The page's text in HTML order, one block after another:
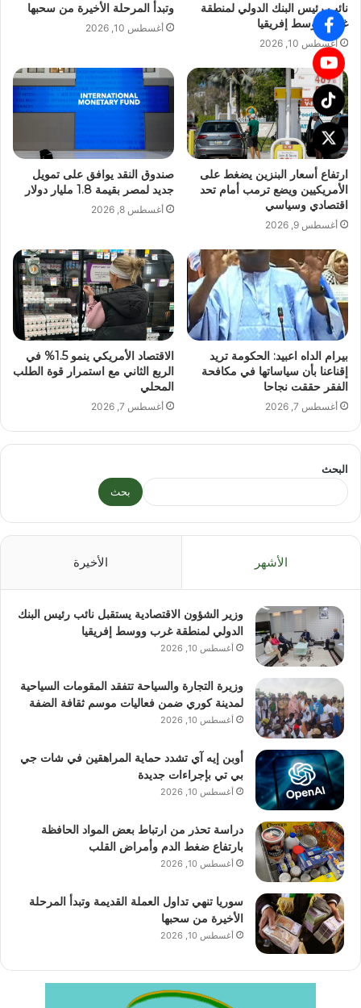
نائب رئيس البنك الدولي لمنطقة
غرب ووسط إفريقيا
أغسطس 10, 2026
وتبدأ المرحلة الأخيرة من سحبها
أغسطس 10, 2026
ارتفاع أسعار البنزين يضغط على
الأمريكيين ويضع ترمب أمام تحد
اقتصادي وسياسي
أغسطس 9, 2026
صندوق النقد يوافق على تمويل
جديد لمصر بقيمة 1.8 مليار دولار
أغسطس 8, 2026
بيرام الداه اعبيد: الحكومة تريد
إقناعنا بأن سياساتها في مكافحة
الفقر حققت نجاحا
أغسطس 7, 2026
الاقتصاد الأمريكي ينمو 1.5% في
الربع الثاني مع استمرار قوة الطلب
المحلي
أغسطس 7, 2026
البحث
بحث
الأشهر الأخيرة
وزير الشؤون الاقتصادية يستقبل نائب رئيس البنك
الدولي لمنطقة غرب ووسط إفريقيا
أغسطس 10, 2026
وزيرة التجارة والسياحة تتفقد المقومات السياحية
لمدينة كوري ضمن فعاليات موسم ثقافة الضفة
أغسطس 10, 2026
أوبن إيه آي تشدد حماية المراهقين في شات جي
بي تي بإجراءات جديدة
أغسطس 10, 2026
دراسة تحذر من ارتباط بعض المواد الحافظة
بارتفاع ضغط الدم وأمراض القلب
أغسطس 10, 2026
سوريا تنهي تداول العملة القديمة وتبدأ المرحلة
الأخيرة من سحبها
أغسطس 10, 2026